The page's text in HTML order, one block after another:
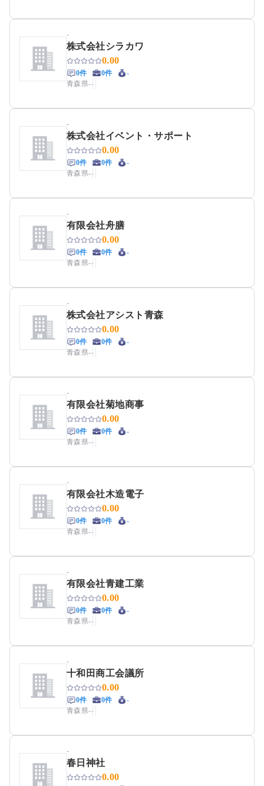
-
株式会社シラカワ
0.00
0件 0件
-
青森県--
-
株式会社イベント・サポート
0.00
0件 0件
-
青森県--
-
有限会社舟膳
0.00
0件 0件
-
青森県--
-
株式会社アシスト青森
0.00
0件 0件
-
青森県--
-
有限会社菊地商事
0.00
0件 0件
-
青森県--
-
有限会社木造電子
0.00
0件 0件
-
青森県--
-
有限会社青建工業
0.00
0件 0件
-
青森県--
-
十和田商工会議所
0.00
0件 0件
-
青森県--
-
春日神社
0.00